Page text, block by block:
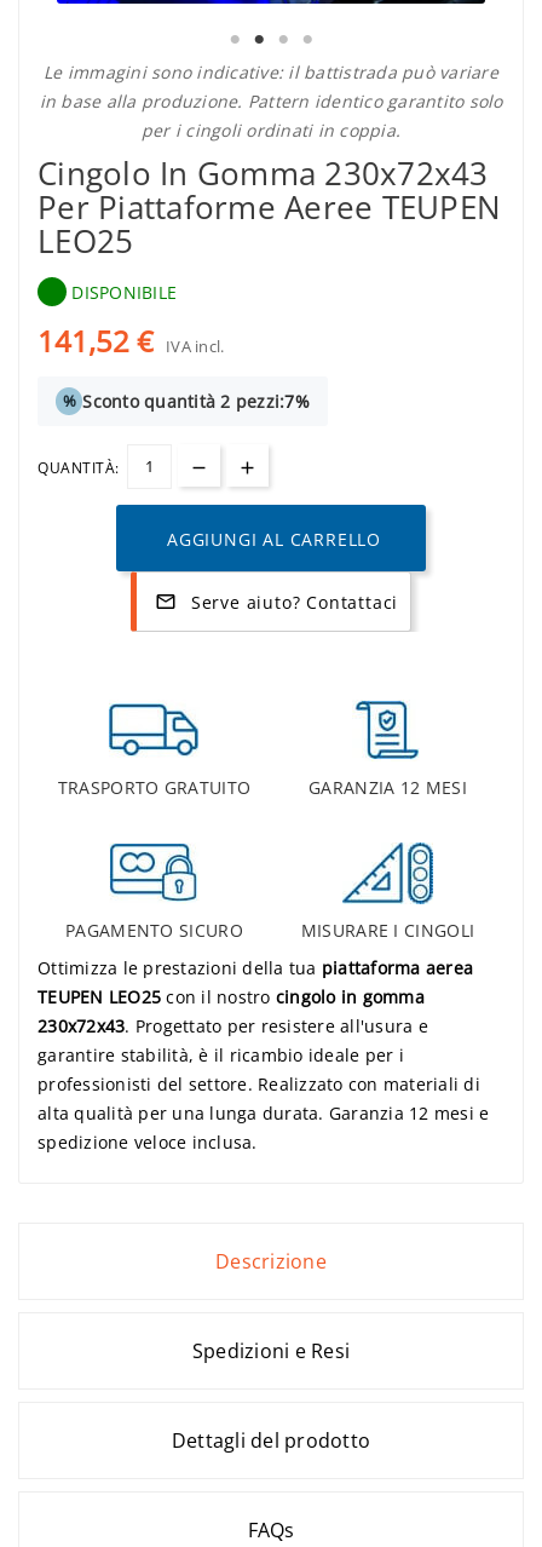
Le immagini sono indicative: il battistrada può variare
in base alla produzione. Pattern identico garantito solo
per i cingoli ordinati in coppia.
Cingolo In Gomma 230x72x43
Per Piattaforme Aeree TEUPEN
LEO25
DISPONIBILE
141,52 € IVA incl.
% Sconto quantità 2 pezzi:7%
QUANTITÀ:
AGGIUNGI AL CARRELLO
mail_outline Serve aiuto? Contattaci
TRASPORTO GRATUITO GARANZIA 12 MESI
PAGAMENTO SICURO
MISURARE I CINGOLI
Ottimizza le prestazioni della tua piattaforma aerea
TEUPEN LEO25 con il nostro cingolo in gomma
230x72x43. Progettato per resistere all'usura e
garantire stabilità, è il ricambio ideale per i
professionisti del settore. Realizzato con materiali di
alta qualità per una lunga durata. Garanzia 12 mesi e
spedizione veloce inclusa.
Descrizione
Spedizioni e Resi
Dettagli del prodotto
FAQs